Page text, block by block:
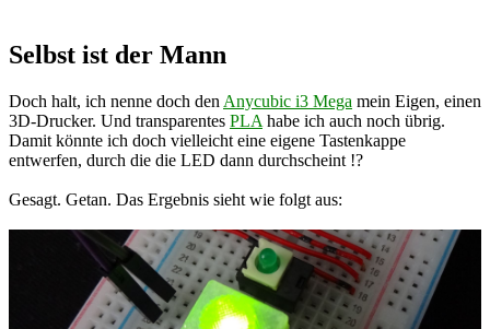
Selbst ist der Mann
Doch halt, ich nenne doch den Anycubic i3 Mega mein Eigen, einen
3D-Drucker. Und transparentes PLA habe ich auch noch übrig.
Damit könnte ich doch vielleicht eine eigene Tastenkappe
entwerfen, durch die die LED dann durchscheint !?
Gesagt. Getan. Das Ergebnis sieht wie folgt aus: